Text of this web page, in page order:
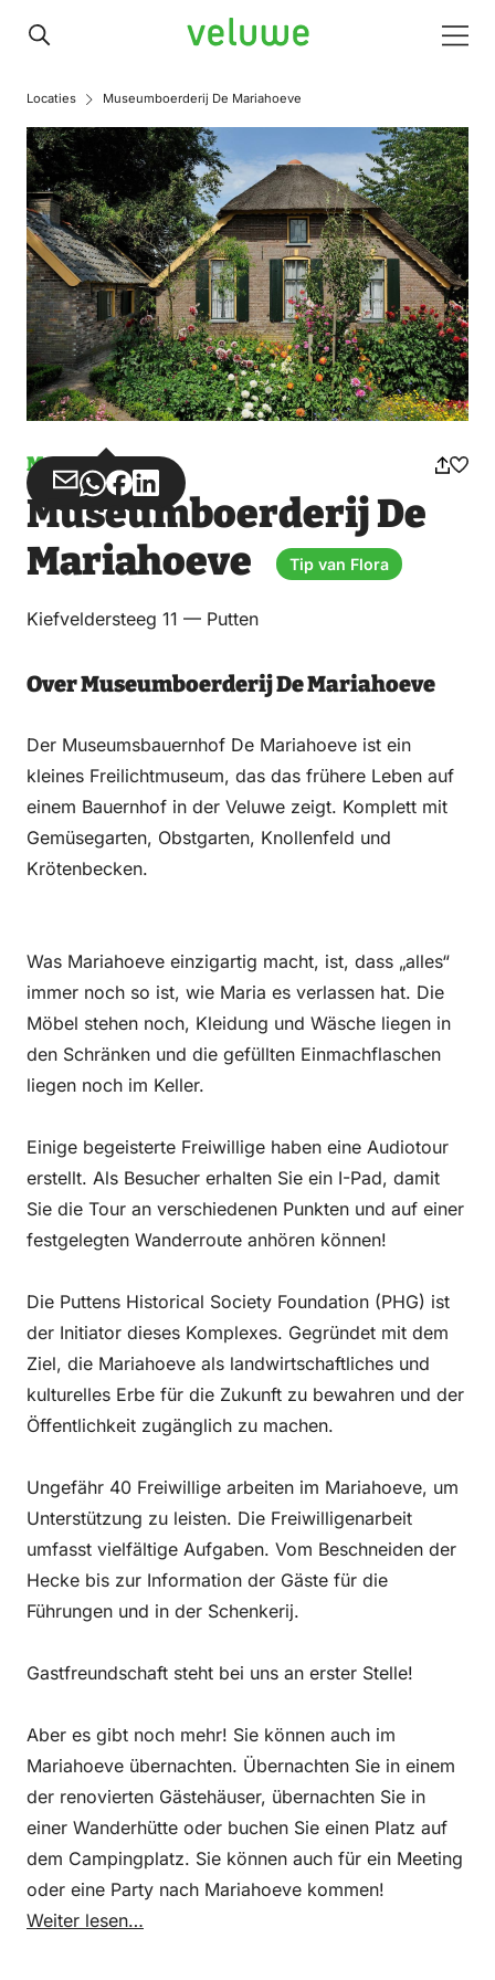
Veluwe
Locaties Museumboerderij De Mariahoeve
Museum
Teilen
über
Email
Teilen
über
WhatsApp
Teilen
auf
Facebook
Teilen
auf
LinkedIn
Museumboerderij De
Mariahoeve
Tip van Flora
Kiefveldersteeg 11 — Putten
Over Museumboerderij De Mariahoeve
Der Museumsbauernhof De Mariahoeve ist ein
kleines Freilichtmuseum, das das frühere Leben auf
einem Bauernhof in der Veluwe zeigt. Komplett mit
Gemüsegarten, Obstgarten, Knollenfeld und
Krötenbecken.
Was Mariahoeve einzigartig macht, ist, dass „alles“
immer noch so ist, wie Maria es verlassen hat. Die
Möbel stehen noch, Kleidung und Wäsche liegen in
den Schränken und die gefüllten Einmachflaschen
liegen noch im Keller.
Einige begeisterte Freiwillige haben eine Audiotour
erstellt. Als Besucher erhalten Sie ein I-Pad, damit
Sie die Tour an verschiedenen Punkten und auf einer
festgelegten Wanderroute anhören können!
Die Puttens Historical Society Foundation (PHG) ist
der Initiator dieses Komplexes. Gegründet mit dem
Ziel, die Mariahoeve als landwirtschaftliches und
kulturelles Erbe für die Zukunft zu bewahren und der
Öffentlichkeit zugänglich zu machen.
Ungefähr 40 Freiwillige arbeiten im Mariahoeve, um
Unterstützung zu leisten. Die Freiwilligenarbeit
umfasst vielfältige Aufgaben. Vom Beschneiden der
Hecke bis zur Information der Gäste für die
Führungen und in der Schenkerij.
Gastfreundschaft steht bei uns an erster Stelle!
Aber es gibt noch mehr! Sie können auch im
Mariahoeve übernachten. Übernachten Sie in einem
der renovierten Gästehäuser, übernachten Sie in
einer Wanderhütte oder buchen Sie einen Platz auf
dem Campingplatz. Sie können auch für ein Meeting
oder eine Party nach Mariahoeve kommen!
Weiter lesen…